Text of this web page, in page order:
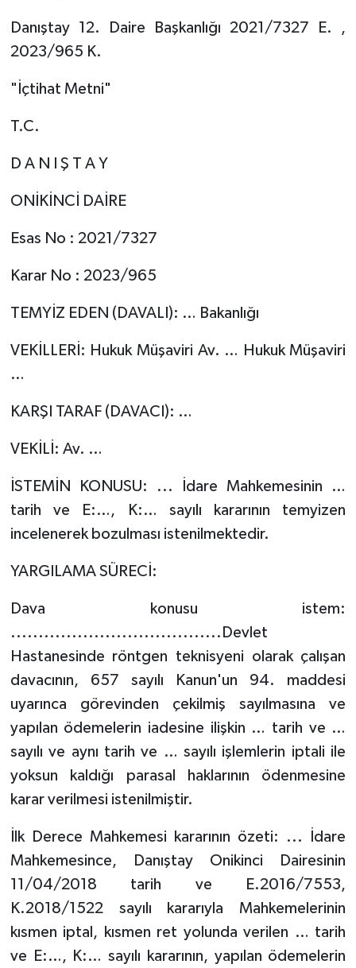
Danıştay 12. Daire Başkanlığı 2021/7327 E. ,
2023/965 K.
"İçtihat Metni"
T.C.
D A N I Ş T A Y
ONİKİNCİ DAİRE
Esas No : 2021/7327
Karar No : 2023/965
TEMYİZ EDEN (DAVALI): … Bakanlığı
VEKİLLERİ: Hukuk Müşaviri Av. … Hukuk Müşaviri
…
KARŞI TARAF (DAVACI): …
VEKİLİ: Av. …
İSTEMİN KONUSU: ... İdare Mahkemesinin …
tarih ve E:…, K:… sayılı kararının temyizen
incelenerek bozulması istenilmektedir.
YARGILAMA SÜRECİ:
Dava konusu istem:
......................................Devlet
Hastanesinde röntgen teknisyeni olarak çalışan
davacının, 657 sayılı Kanun'un 94. maddesi
uyarınca görevinden çekilmiş sayılmasına ve
yapılan ödemelerin iadesine ilişkin … tarih ve …
sayılı ve aynı tarih ve … sayılı işlemlerin iptali ile
yoksun kaldığı parasal haklarının ödenmesine
karar verilmesi istenilmiştir.
İlk Derece Mahkemesi kararının özeti: ... İdare
Mahkemesince, Danıştay Onikinci Dairesinin
11/04/2018 tarih ve E.2016/7553,
K.2018/1522 sayılı kararıyla Mahkemelerinin
kısmen iptal, kısmen ret yolunda verilen … tarih
ve E:…, K:… sayılı kararının, yapılan ödemelerin